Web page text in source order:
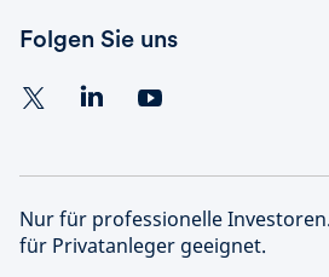
Folgen Sie uns
Nur für professionelle
für Privatanleger geeignet.